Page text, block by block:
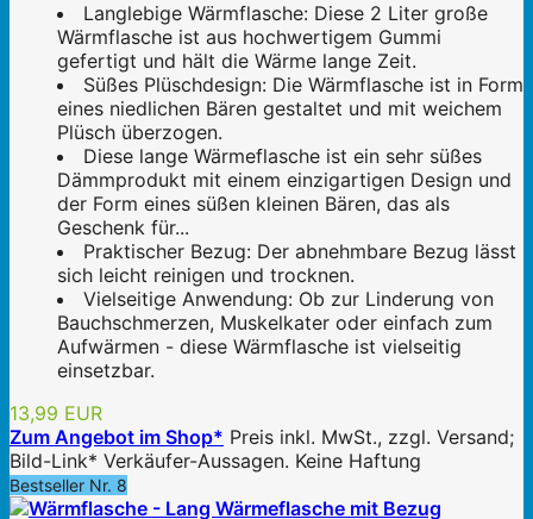
Langlebige Wärmflasche: Diese 2 Liter große
Wärmflasche ist aus hochwertigem Gummi
gefertigt und hält die Wärme lange Zeit.
Süßes Plüschdesign: Die Wärmflasche ist in Form
eines niedlichen Bären gestaltet und mit weichem
Plüsch überzogen.
Diese lange Wärmeflasche ist ein sehr süßes
Dämmprodukt mit einem einzigartigen Design und
der Form eines süßen kleinen Bären, das als
Geschenk für...
Praktischer Bezug: Der abnehmbare Bezug lässt
sich leicht reinigen und trocknen.
Vielseitige Anwendung: Ob zur Linderung von
Bauchschmerzen, Muskelkater oder einfach zum
Aufwärmen - diese Wärmflasche ist vielseitig
einsetzbar.
13,99 EUR
Zum Angebot im Shop* Preis inkl. MwSt., zzgl. Versand;
Bild-Link* Verkäufer-Aussagen. Keine Haftung
Bestseller Nr. 8